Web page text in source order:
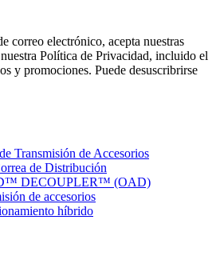
correo electrónico, acepta nuestras
Política de Privacidad, incluido el
y promociones. Puede desuscribrirse
Transmisión de Accesorios
de Distribución
DECOUPLER™ (OAD)
de accesorios
híbrido